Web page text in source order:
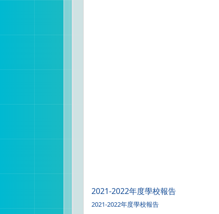
2021-2022年度學校報告
2021-2022年度學校報告